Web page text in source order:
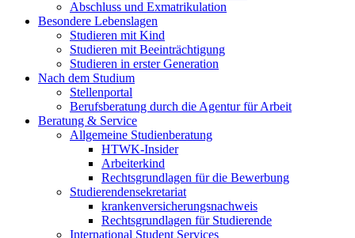
Abschluss und Exmatrikulation
Besondere Lebenslagen
Studieren mit Kind
Studieren mit Beeinträchtigung
Studieren in erster Generation
Nach dem Studium
Stellenportal
Berufsberatung durch die Agentur für Arbeit
Beratung & Service
Allgemeine Studienberatung
HTWK-Insider
Arbeiterkind
Rechtsgrundlagen für die Bewerbung
Studierendensekretariat
krankenversicherungsnachweis
Rechtsgrundlagen für Studierende
International Student Services